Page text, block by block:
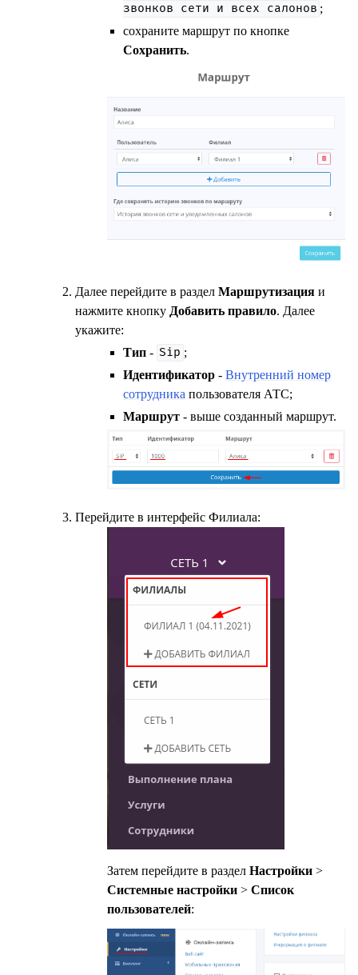
звонков
сети и всех салонов ;
сохраните маршрут по кнопке
Сохранить.
Далее перейдите в разделМаршрутизация и
нажмите кнопку Добавить правило. Далее
укажите:
Тип- Sip ;
Идентификатор- Внутренний номер
сотрудника пользователя АТС;
Маршрут- выше созданный маршрут.
Перейдите в интерфейс Филиала:
Затем перейдите в разделНастройки >
Системные настройки >Список
пользователей: